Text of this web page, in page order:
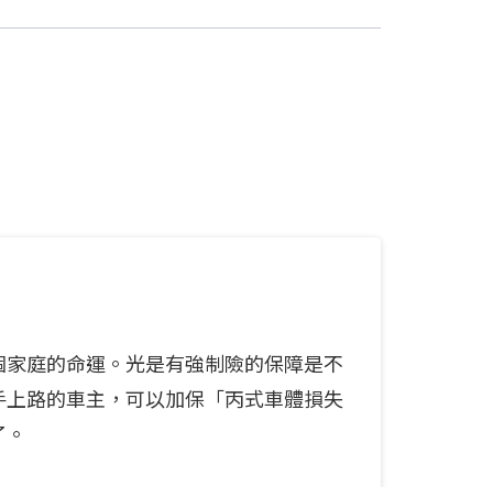
庭的命運。光是有強制險的保障是不
路的車主，可以加保「丙式車體損失